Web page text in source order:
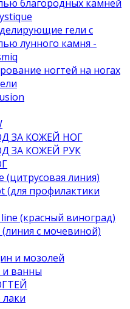
благородных камней
гели с
лунного камня -
ногтей на ногах
ЗА КОЖЕЙ НОГ
ЗА КОЖЕЙ РУК
(цитрусовая линия)
(для профилактики
(красный виноград)
с мочевиной)
и мозолей
и ванны